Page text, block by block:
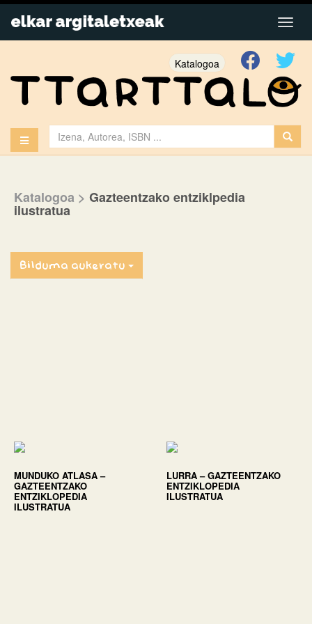
Katalogoa
Katalogoa > Gazteentzako entziklpedia
ilustratua
Bilduma aukeratu
MUNDUKO ATLASA –
GAZTEENTZAKO
ENTZIKLOPEDIA
ILUSTRATUA
LURRA – GAZTEENTZAKO
ENTZIKLOPEDIA
ILUSTRATUA